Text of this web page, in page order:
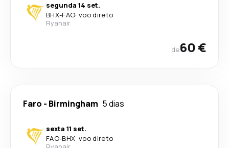
segunda 14 set.
BHX-FAO· voo direto
Ryanair
de60 €
Faro - Birmingham 5 dias
sexta 11 set.
FAO-BHX· voo direto